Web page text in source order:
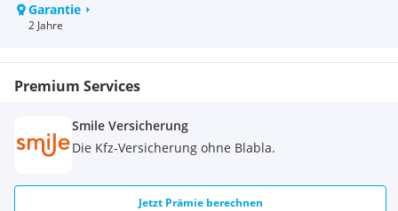
Garantie
2 Jahre
Premium Services
Smile Versicherung
Die Kfz-Versicherung ohne Blabla.
Jetzt Prämie berechnen